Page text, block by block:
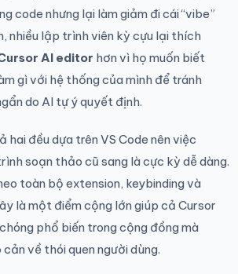
code nhưng lại làm giảm đi cái “vibe”
nhiều lập trình viên kỳ cựu lại thích
AI editor hơn vì họ muốn biết
gì với hệ thống của mình để tránh
do AI tự ý quyết định.
hai đều dựa trên VS Code nên việc
soạn thảo cũ sang là cực kỳ dễ dàng.
toàn bộ extension, keybinding và
là một điểm cộng lớn giúp cả Cursor
phổ biến trong cộng đồng mà
về thói quen người dùng.